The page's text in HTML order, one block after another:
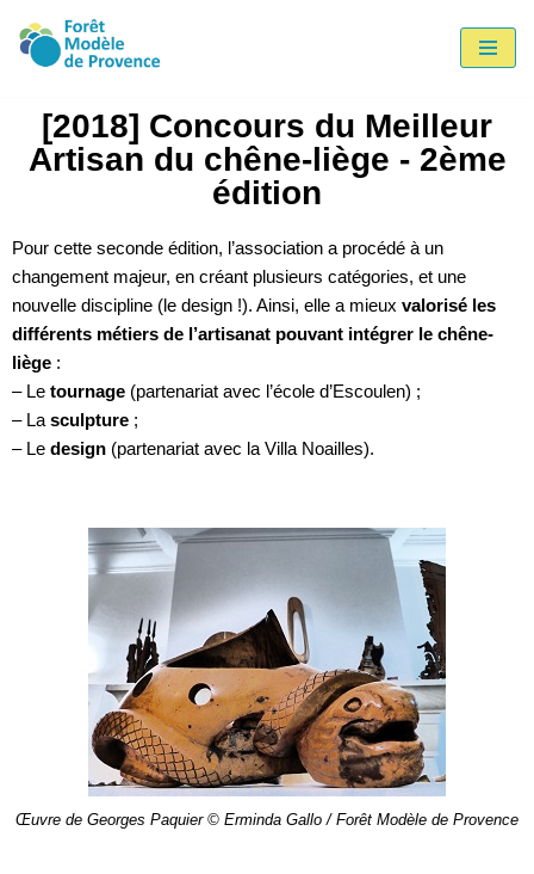
Aller
contenu
[2018] Concours du Meilleur
Artisan du chêne-liège - 2ème
édition
Pour cette seconde édition, l’association a procédé à un
changement majeur, en créant plusieurs catégories, et une
nouvelle discipline (le design !). Ainsi, elle a mieux valorisé les
différents métiers de l’artisanat pouvant intégrer le chêne-
liège :
– Le tournage (partenariat avec l’école d’Escoulen) ;
– La sculpture ;
– Le design (partenariat avec la Villa Noailles).
Œuvre de Georges Paquier © Erminda Gallo / Forêt Modèle de Provence